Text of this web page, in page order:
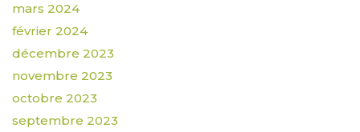
mars 2024
février 2024
décembre 2023
novembre 2023
octobre 2023
septembre 2023